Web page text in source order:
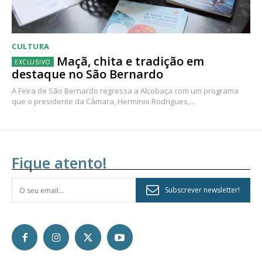
CULTURA
Maçã, chita e tradição em
destaque no São Bernardo
A Feira de São Bernardo regressa a Alcobaça com um programa
que o presidente da Câmara, Hermínio Rodrigues,...
Fique atento!
Subscrever newsletter!